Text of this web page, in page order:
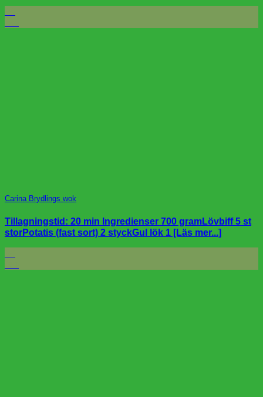
Carina Brydlings wok
Tillagningstid: 20 min Ingredienser 700 gramLövbiff 5 st
storPotatis (fast sort) 2 styckGul lök 1 [Läs mer...]